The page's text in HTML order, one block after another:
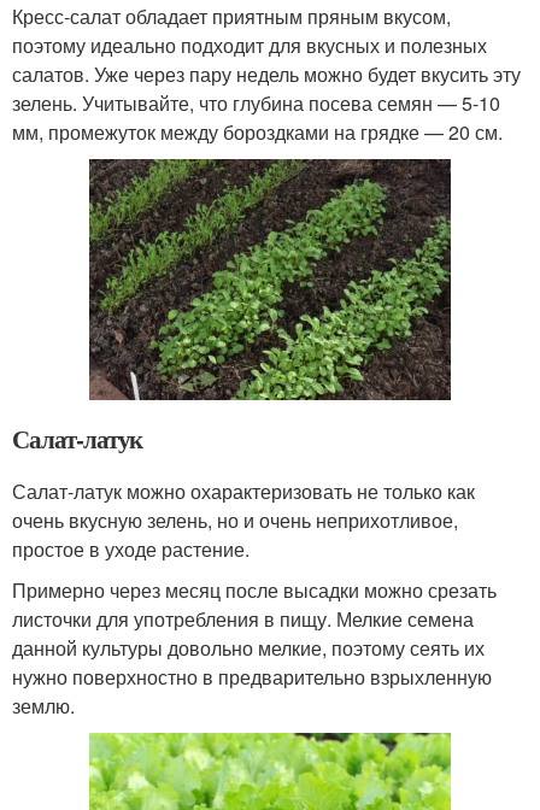
Кресс-салат обладает приятным пряным вкусом,
поэтому идеально подходит для вкусных и полезных
салатов. Уже через пару недель можно будет вкусить эту
зелень. Учитывайте, что глубина посева семян — 5-10
мм, промежуток между бороздками на грядке — 20 см.
Салат-латук
Салат-латук можно охарактеризовать не только как
очень вкусную зелень, но и очень неприхотливое,
простое в уходе растение.
Примерно через месяц после высадки можно срезать
листочки для употребления в пищу. Мелкие семена
данной культуры довольно мелкие, поэтому сеять их
нужно поверхностно в предварительно взрыхленную
землю.